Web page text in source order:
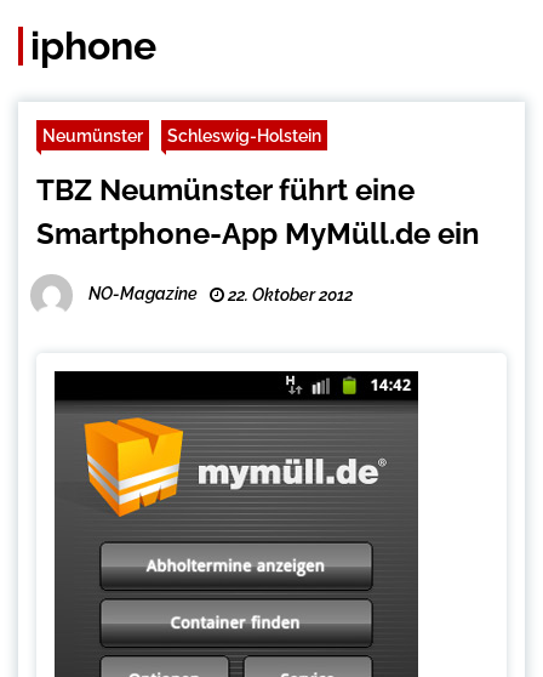
iphone
Neumünster Schleswig-Holstein
TBZ Neumünster führt eine
Smartphone-App MyMüll.de ein
NO-Magazine 22. Oktober 2012